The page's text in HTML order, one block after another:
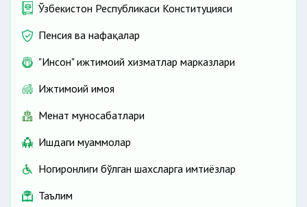
Ўзбекистон Республикаси Конституцияси
Пенсия ва нафақалар
"Инсон" ижтимоий хизматлар марказлари
Ижтимоий ҳимоя
Меҳнат муносабатлари
Ишдаги муаммолар
Ногиронлиги бўлган шахсларга имтиёзлар
Таълим